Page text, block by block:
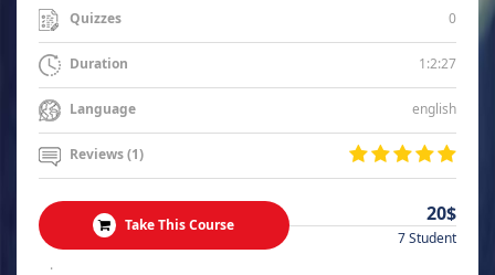
Quizzes 0
Duration 1:2:27
Language english
Reviews (1)
Take This Course 20$
7 Student
.